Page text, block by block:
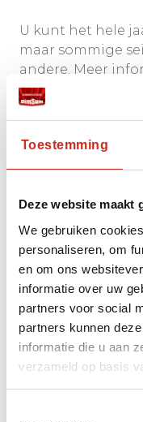
Toestemming
Deze website maakt
We gebruiken
personaliseren, om
en om ons
informatie over uw
partners voor social
partners kunnen
informatie die u aan
verzameld op basis
U kunt het hele
maar sommige
andere. Meer
seizoenen vindt u
geldzaken,
en telefoneren
Foodies